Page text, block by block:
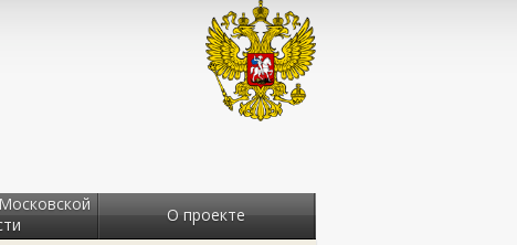
О проекте